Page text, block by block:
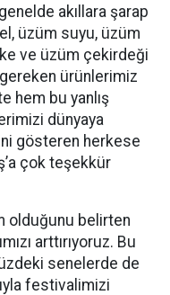
akıllara şarap
üzüm suyu, üzüm
ve üzüm çekirdeği
ürünlerimiz
hem bu yanlış
dünyaya
gösteren herkese
çok teşekkür
olduğunu belirten
arttırıyoruz. Bu
senelerde de
festivalimizi